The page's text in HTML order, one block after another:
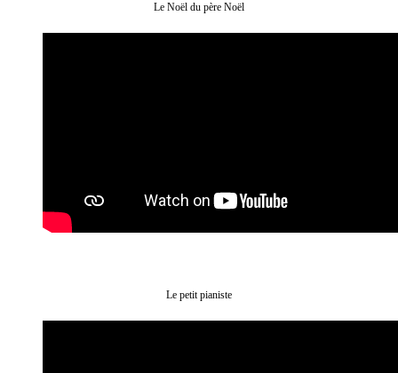
Le Noël du père Noël
Le petit pianiste